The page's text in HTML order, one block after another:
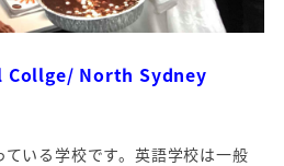
North Sydney
いる学校です。英語学校は一般